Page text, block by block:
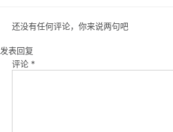
还没有任何评论，你来说两句吧
发表回复
评论 *